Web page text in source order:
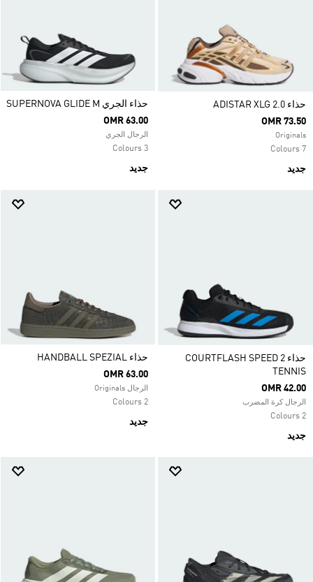
حذاء ADISTAR XLG 2.0
OMR 73.50
Originals
7 Colours
جديد
حذاء الجري SUPERNOVA GLIDE M
OMR 63.00
الرجال الجري
3 Colours
جديد
حذاء COURTFLASH SPEED 2
TENNIS
OMR 42.00
الرجال كرة المضرب
2 Colours
جديد
حذاء HANDBALL SPEZIAL
OMR 63.00
الرجال Originals
2 Colours
جديد